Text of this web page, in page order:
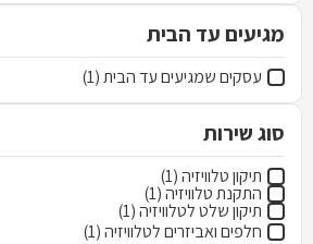
מגיעים עד הבית
עסקים שמגיעים עד הבית (1)
סוג שירות
תיקון טלוויזיה (1)
התקנת טלוויזיה (1)
תיקון שלט לטלוויזיה (1)
חלפים ואביזרים לטלוויזיה (1)